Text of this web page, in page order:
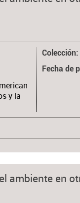
y la
Colección
Fecha de
ambiente en